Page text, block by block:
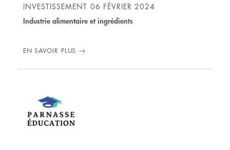
INVESTISSEMENT 06 FÉVRIER 2024
Industrie alimentaire et ingrédients
EN SAVOIR PLUS